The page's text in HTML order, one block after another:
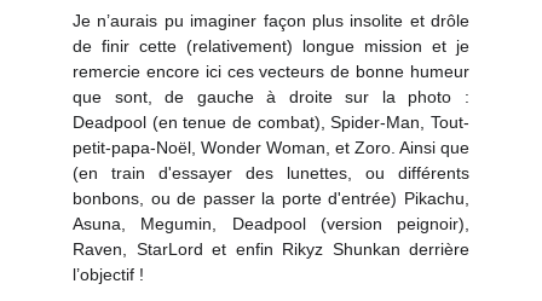
Je n’aurais pu imaginer façon plus insolite et drôle
de finir cette (relativement) longue mission et je
remercie encore ici ces vecteurs de bonne humeur
que sont, de gauche à droite sur la photo :
Deadpool (en tenue de combat), Spider-Man, Tout-
petit-papa-Noël, Wonder Woman, et Zoro. Ainsi que
(en train d'essayer des lunettes, ou différents
bonbons, ou de passer la porte d'entrée) Pikachu,
Asuna, Megumin, Deadpool (version peignoir),
Raven, StarLord et enfin Rikyz Shunkan derrière
l’objectif !